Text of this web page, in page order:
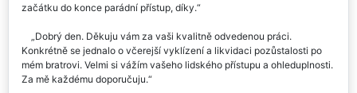
začátku do konce parádní přístup, díky.
Dobrý den. Děkuju vám za vaši kvalitně odvedenou práci.
Konkrétně se jednalo o včerejší vyklízení a likvidaci pozůstalosti po
mém bratrovi. Velmi si vážím vašeho lidského přístupu a ohleduplnosti.
Za mě každému doporučuju.